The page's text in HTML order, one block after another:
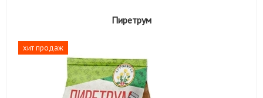
Пиретрум
хит продаж